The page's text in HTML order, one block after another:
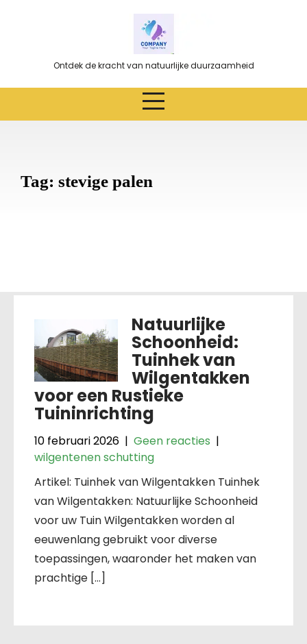
Ontdek de kracht van natuurlijke duurzaamheid
Tag: stevige palen
Natuurlijke
Schoonheid:
Tuinhek van
Wilgentakken
voor een Rustieke
Tuininrichting
10 februari 2026 | Geen reacties |
wilgentenen schutting
Artikel: Tuinhek van Wilgentakken Tuinhek
van Wilgentakken: Natuurlijke Schoonheid
voor uw Tuin Wilgentakken worden al
eeuwenlang gebruikt voor diverse
toepassingen, waaronder het maken van
prachtige […]